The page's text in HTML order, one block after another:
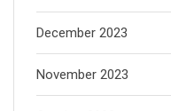
December 2023
November 2023